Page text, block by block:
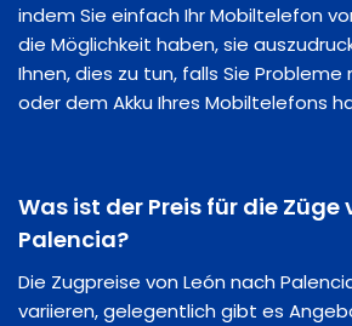
indem Sie einfach Ihr Mobiltelefon
die Möglichkeit haben, sie
Ihnen, dies zu tun, falls Sie
oder dem Akku Ihres Mobiltelefons
Was ist der Preis für die Züge
Palencia?
Die Zugpreise von León nach
variieren, gelegentlich gibt es